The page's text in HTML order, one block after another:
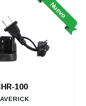
Nuevo
100